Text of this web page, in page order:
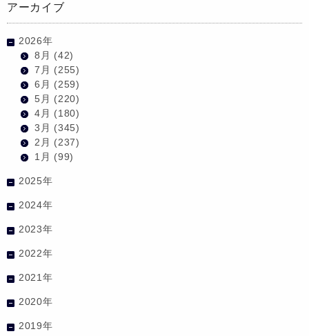
アーカイブ
2026年
8月 (42)
7月 (255)
6月 (259)
5月 (220)
4月 (180)
3月 (345)
2月 (237)
1月 (99)
2025年
2024年
2023年
2022年
2021年
2020年
2019年